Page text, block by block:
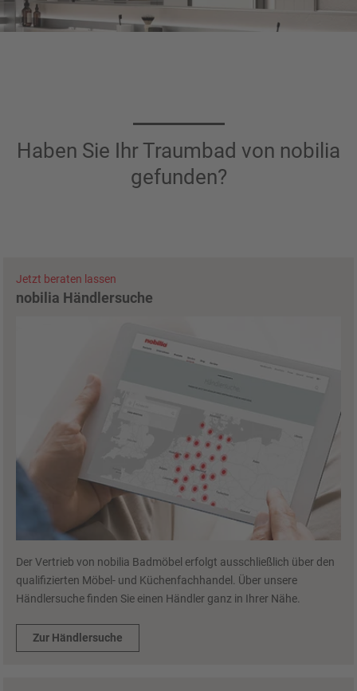
Haben Sie Ihr Traumbad von nobilia
gefunden?
Jetzt beraten lassen
nobilia Händlersuche
Der Vertrieb von nobilia Badmöbel erfolgt ausschließlich über den
qualifizierten Möbel- und Küchenfachhandel. Über unsere
Händlersuche finden Sie einen Händler ganz in Ihrer Nähe.
Zur Händlersuche